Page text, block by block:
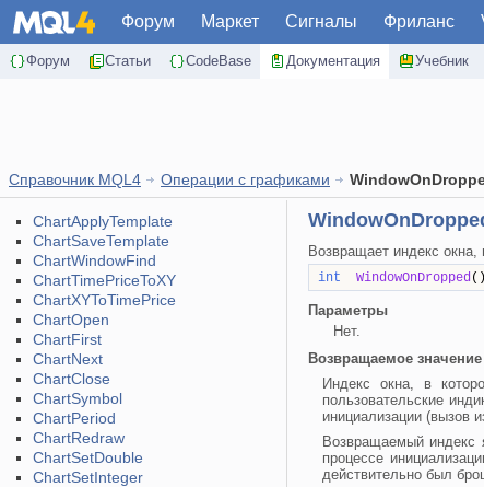
Форум Маркет Сигналы Фриланс
Форум Статьи CodeBase Документация Учебник
Справочник MQL4 Операции с графиками
ChartApplyTemplate
ChartSaveTemplate
ChartWindowFind
ChartTimePriceToXY
ChartXYToTimePrice
ChartOpen
ChartFirst
ChartNext
ChartClose
ChartSymbol
ChartPeriod
ChartRedraw
ChartSetDouble
ChartSetInteger
Возвращает индекс окна,
int WindowOnDropped
Параметры
Нет.
Возвращаемое значение
Индекс окна, в
пользовательские
инициализации (вызов
Возвращаемый индекс
процессе
действительно был